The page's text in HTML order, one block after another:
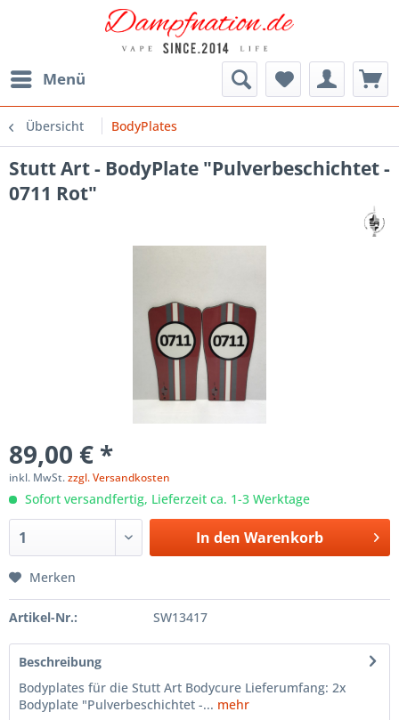
Menü
Übersicht BodyPlates
Stutt Art - BodyPlate "Pulverbeschichtet -
0711 Rot"
89,00 € *
inkl. MwSt.zzgl. Versandkosten
Sofort versandfertig, Lieferzeit ca. 1-3 Werktage
In den Warenkorb
Merken
Artikel-Nr.: SW13417
Beschreibung
Bodyplates für die Stutt Art Bodycure Lieferumfang: 2x
Bodyplate "Pulverbeschichtet -... mehr